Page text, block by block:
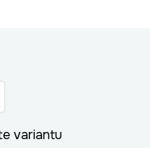
variantu